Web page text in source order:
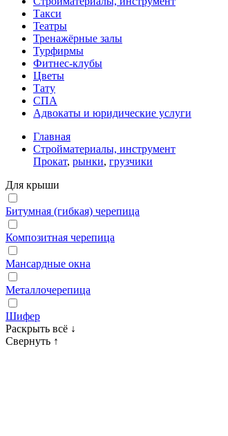
Такси
Театры
Тренажёрные залы
Турфирмы
Фитнес-клубы
Цветы
Тату
СПА
Адвокаты и юридические услуги
Главная
Стройматериалы, инструмент
Прокат, рынки, грузчики
Для крыши
Битумная (гибкая) черепица
Композитная черепица
Мансардные окна
Металлочерепица
Шифер
Раскрыть всё ↓
Свернуть ↑